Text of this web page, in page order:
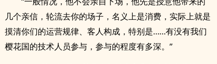
几个亲信，轮流去你的场子，名义上是消费，实际上就是
摸清你们的运营规律、客人构成，特别是……有没有我们
樱花国的技术人员参与，参与的程度有多深。”